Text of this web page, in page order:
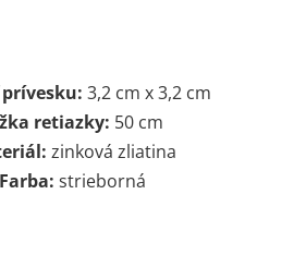
3,2 cm x 3,2 cm
retiazky: 50 cm
zinková zliatina
Farba: strieborná